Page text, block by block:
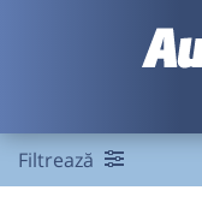
Filtrează